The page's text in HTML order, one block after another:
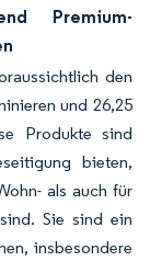
Premium-
den
und 26,25
Produkte sind
bieten,
als auch für
Sie sind ein
insbesondere